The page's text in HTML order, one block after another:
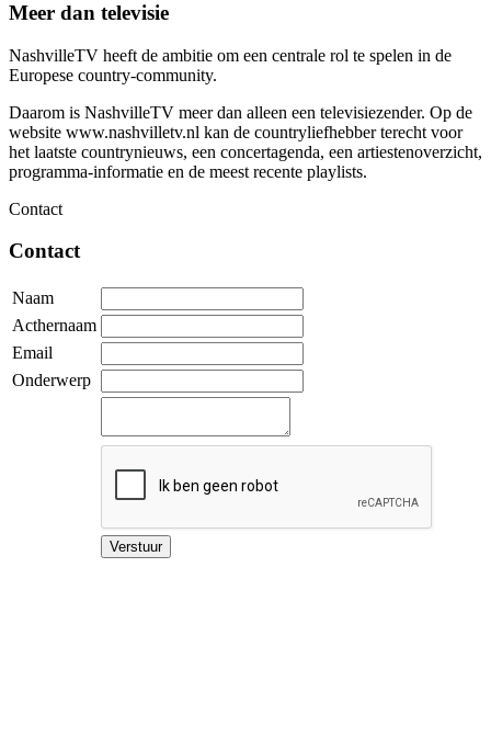
Meer dan televisie
NashvilleTV heeft de ambitie om een centrale rol te spelen in de
Europese country-community.
Daarom is NashvilleTV meer dan alleen een televisiezender. Op de
website www.nashvilletv.nl kan de countryliefhebber terecht voor
het laatste countrynieuws, een concertagenda, een artiestenoverzicht,
programma-informatie en de meest recente playlists.
Contact
Contact
Naam
Acthernaam
Email
Onderwerp